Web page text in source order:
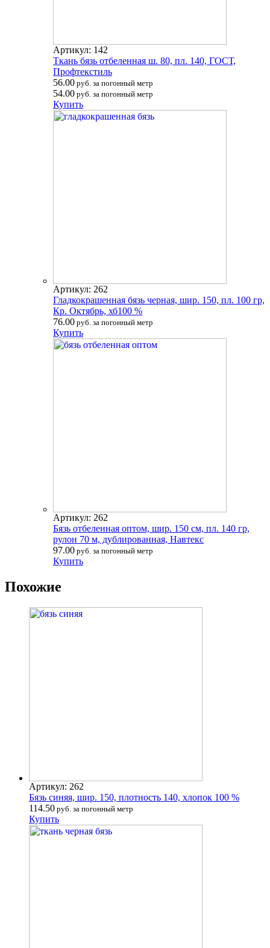
Артикул: 142
Ткань бязь отбеленная ш. 80, пл. 140, ГОСТ,
Профтекстиль
56.00 руб. за погонный метр
54.00 руб. за погонный метр
Купить
Артикул: 262
Гладкокрашенная бязь черная, шир. 150, пл. 100 гр,
Кр. Октябрь, хб100 %
76.00 руб. за погонный метр
Купить
Артикул: 262
Бязь отбеленная оптом, шир. 150 см, пл. 140 гр,
рулон 70 м, дублированная, Навтекс
97.00 руб. за погонный метр
Купить
Похожие
Артикул: 262
Бязь синяя, шир. 150, плотность 140, хлопок 100 %
114.50 руб. за погонный метр
Купить